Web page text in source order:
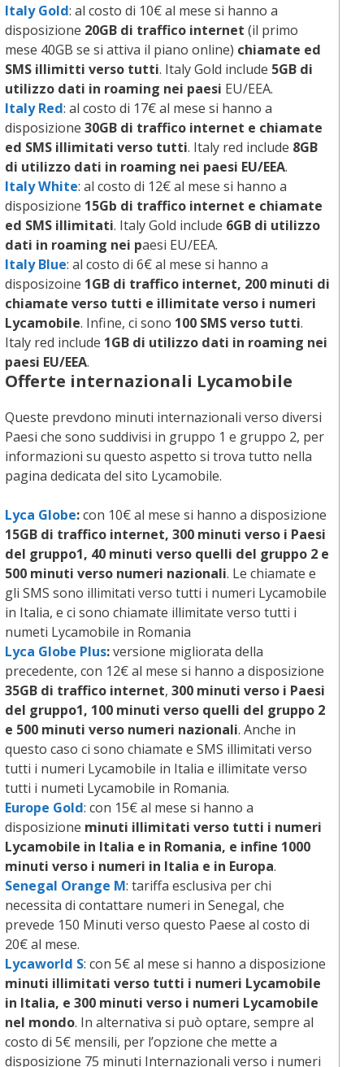
Italy Gold: al costo di 10€ al mese si hanno a
disposizione 20GB di traffico internet (il primo
mese 40GB se si attiva il piano online) chiamate ed
SMS illimitti verso tutti. Italy Gold include 5GB di
utilizzo dati in roaming nei paesi EU/EEA.
Italy Red: al costo di 17€ al mese si hanno a
disposizione 30GB di traffico internet e chiamate
ed SMS illimitati verso tutti. Italy red include 8GB
di utilizzo dati in roaming nei paesi EU/EEA.
Italy White: al costo di 12€ al mese si hanno a
disposizione 15Gb di traffico internet e chiamate
ed SMS illimitati. Italy Gold include 6GB di utilizzo
dati in roaming nei paesi EU/EEA.
Italy Blue: al costo di 6€ al mese si hanno a
disposizoine 1GB di traffico internet, 200 minuti di
chiamate verso tutti e illimitate verso i numeri
Lycamobile. Infine, ci sono 100 SMS verso tutti.
Italy red include 1GB di utilizzo dati in roaming nei
paesi EU/EEA.
Offerte internazionali Lycamobile
Queste prevdono minuti internazionali verso diversi
Paesi che sono suddivisi in gruppo 1 e gruppo 2, per
informazioni su questo aspetto si trova tutto nella
pagina dedicata del sito Lycamobile.
Lyca Globe:con 10€ al mese si hanno a disposizione
15GB di traffico internet, 300 minuti verso i Paesi
del gruppo1, 40 minuti verso quelli del gruppo 2 e
500 minuti verso numeri nazionali. Le chiamate e
gli SMS sono illimitati verso tutti i numeri Lycamobile
in Italia, e ci sono chiamate illimitate verso tutti i
numeti Lycamobile in Romania
Lyca Globe Plus:versione migliorata della
precedente, con 12€ al mese si hanno a disposizione
35GB di traffico internet, 300 minuti verso i Paesi
del gruppo1, 100 minuti verso quelli del gruppo 2
e 500 minuti verso numeri nazionali. Anche in
questo caso ci sono chiamate e SMS illimitati verso
tutti i numeri Lycamobile in Italia e illimitate verso
tutti i numeti Lycamobile in Romania.
Europe Gold: con 15€ al mese si hanno a
disposizione minuti illimitati verso tutti i numeri
Lycamobile in Italia e in Romania, e infine 1000
minuti verso i numeri in Italia e in Europa.
Senegal Orange M: tariffa esclusiva per chi
necessita di contattare numeri in Senegal, che
prevede 150 Minuti verso questo Paese al costo di
20€ al mese.
Lycaworld S: con 5€ al mese si hanno a disposizione
minuti illimitati verso tutti i numeri Lycamobile
in Italia, e 300 minuti verso i numeri Lycamobile
nel mondo. In alternativa si può optare, sempre al
costo di 5€ mensili, per l’opzione che mette a
disposizione 75 minuti Internazionali verso i numeri